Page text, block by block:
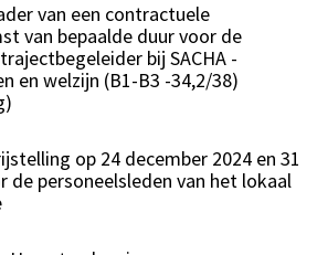
van een contractuele
van bepaalde duur voor de
bij SACHA -
en welzijn (B1-B3 -34,2/38)
op 24 december 2024 en 31
de personeelsleden van het lokaal